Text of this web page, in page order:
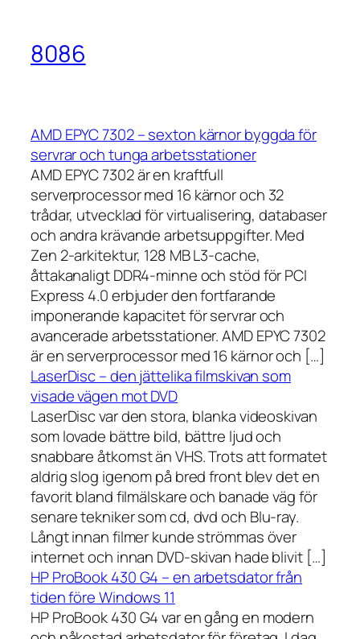
8086
AMD EPYC 7302 – sexton kärnor byggda för
servrar och tunga arbetsstationer
AMD EPYC 7302 är en kraftfull
serverprocessor med 16 kärnor och 32
trådar, utvecklad för virtualisering, databaser
och andra krävande arbetsuppgifter. Med
Zen 2-arkitektur, 128 MB L3-cache,
åttakanaligt DDR4-minne och stöd för PCI
Express 4.0 erbjuder den fortfarande
imponerande kapacitet för servrar och
avancerade arbetsstationer. AMD EPYC 7302
är en serverprocessor med 16 kärnor och […]
LaserDisc – den jättelika filmskivan som
visade vägen mot DVD
LaserDisc var den stora, blanka videoskivan
som lovade bättre bild, bättre ljud och
snabbare åtkomst än VHS. Trots att formatet
aldrig slog igenom på bred front blev det en
favorit bland filmälskare och banade väg för
senare tekniker som cd, dvd och Blu-ray.
Långt innan filmer kunde strömmas över
internet och innan DVD-skivan hade blivit […]
HP ProBook 430 G4 – en arbetsdator från
tiden före Windows 11
HP ProBook 430 G4 var en gång en modern